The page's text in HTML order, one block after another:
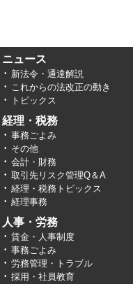
ニュース
新法令・通達解説
これからの法改正の動き
トピックス
経理・税務
事務ごよみ
その他
会計・財務
取引先リスク管理Q＆A
経理・税務トピックス
経理事務
人事・労務
賃金・人事制度
事務ごよみ
労務管理・トラブル
採用・社員教育